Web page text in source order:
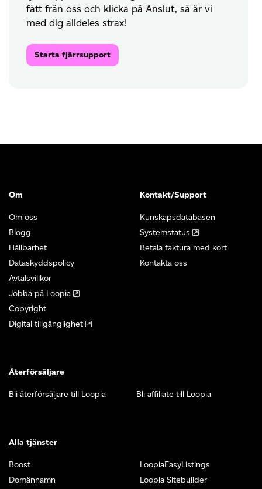
fått från oss och klicka på Anslut, så är vi
med dig alldeles strax!
Starta fjärrsupport
Om
Om oss
Blogg
Hållbarhet
Dataskyddspolicy
Avtalsvillkor
Jobba på Loopia
Copyright
Digital tillgänglighet
Kontakt/Support
Kunskapsdatabasen
Systemstatus
Betala faktura med kort
Kontakta oss
Återförsäljare
Bli återförsäljare till Loopia Bli affiliate till Loopia
Alla tjänster
Boost
Domännamn
LoopiaEasyListings
Loopia Sitebuilder